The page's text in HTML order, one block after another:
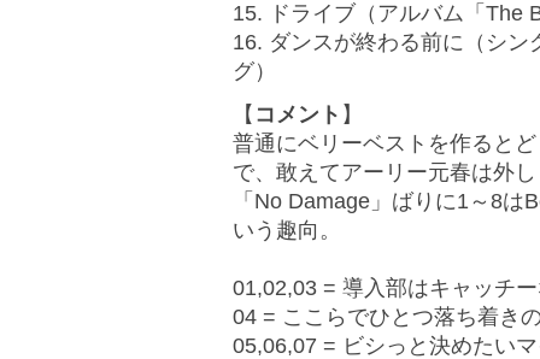
15. ドライブ（アルバム「The
16. ダンスが終わる前に（シ
グ）
【 コメント 】
普通にベリーベストを作ると
で、敢えてアーリー元春は外
「No Damage」ばりに1～8
いう趣向。
01,02,03 = 導入部はキャッチ
04 = ここらでひとつ落ち着き
05,06,07 = ビシっと決めたい